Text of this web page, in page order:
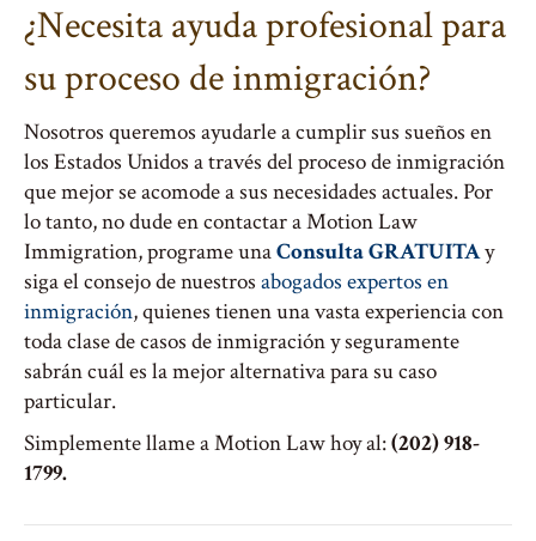
¿Necesita ayuda profesional para
su proceso de inmigración?
Nosotros queremos ayudarle a cumplir sus sueños en
los Estados Unidos a través del proceso de inmigración
que mejor se acomode a sus necesidades actuales. Por
lo tanto, no dude en contactar a Motion Law
Immigration, programe unaConsulta GRATUITAy
siga el consejo de nuestros abogados expertos en
inmigración, quienes tienen una vasta experiencia con
toda clase de casos de inmigración y seguramente
sabrán cuál es la mejor alternativa para su caso
particular.
Simplemente llame a Motion Law hoy al:(202) 918-
1799.